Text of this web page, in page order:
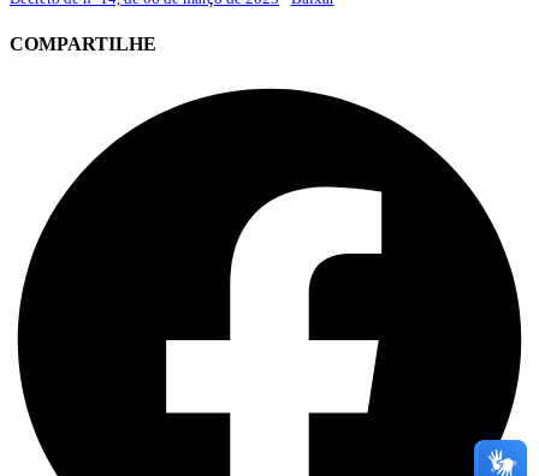
COMPARTILHE